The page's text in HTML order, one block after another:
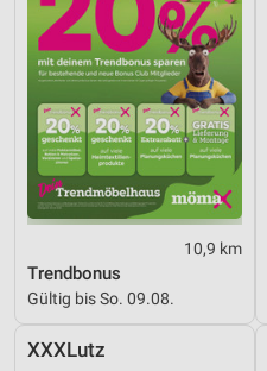
10,9 km
Trendbonus
Gültig bis So. 09.08.
XXXLutz